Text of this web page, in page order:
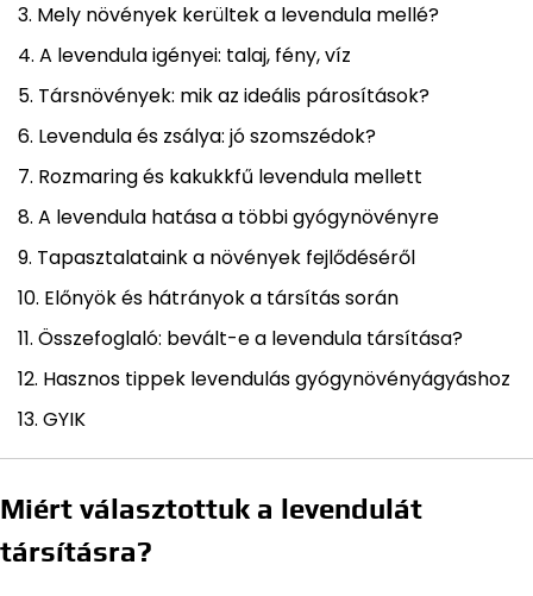
Mely növények kerültek a levendula mellé?
A levendula igényei: talaj, fény, víz
Társnövények: mik az ideális párosítások?
Levendula és zsálya: jó szomszédok?
Rozmaring és kakukkfű levendula mellett
A levendula hatása a többi gyógynövényre
Tapasztalataink a növények fejlődéséről
Előnyök és hátrányok a társítás során
Összefoglaló: bevált-e a levendula társítása?
Hasznos tippek levendulás gyógynövényágyáshoz
GYIK
Miért választottuk a levendulát
társításra?